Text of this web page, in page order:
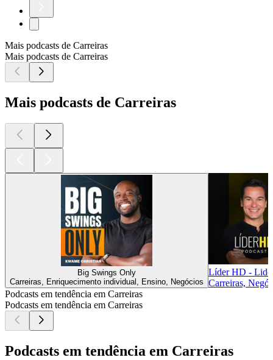
Mais podcasts de Carreiras
Mais podcasts de Carreiras
Mais podcasts de Carreiras
Big Swings Only
Carreiras, Enriquecimento individual, Ensino, Negócios
Líder HD -
Carreiras,
Podcasts em tendência em Carreiras
Podcasts em tendência em Carreiras
Podcasts em tendência em Carreiras